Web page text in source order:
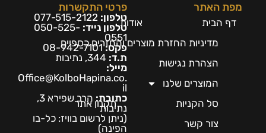
מפת האתר
דף הבית
אודות
מדיניות החזרת מוצרים והחזרים כספיים
הצהרת נגישות
המוצרים שלנו
סל הקניות
תקנון אתר
צור קשר
פרטי התקשרות
טלפון: 077-515-2122
טלפון נייד: 050-525-
0551
פקס:08-942-7101
ת.ד:
מייל:
Office@KolboHapina.co.
il
כתובת:
הרב שפירא 3,
נתיבות
(ניתן לרשום בוויז: כל-בו
הפינה)